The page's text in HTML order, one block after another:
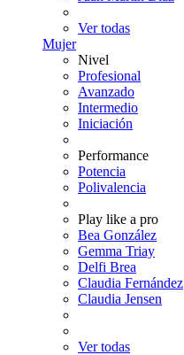
Ver todas
Mujer
Nivel
Profesional
Avanzado
Intermedio
Iniciación
Performance
Potencia
Polivalencia
Play like a pro
Bea González
Gemma Triay
Delfi Brea
Claudia Fernández
Claudia Jensen
Ver todas